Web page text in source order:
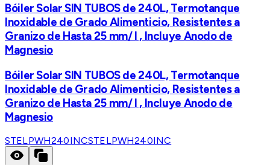
Bóiler Solar SIN TUBOS de 240L, Termotanque
Inoxidable de Grado Alimenticio, Resistentes a
Granizo de Hasta 25 mm/ l , Incluye Anodo de
Magnesio
Bóiler Solar SIN TUBOS de 240L, Termotanque
Inoxidable de Grado Alimenticio, Resistentes a
Granizo de Hasta 25 mm/ l , Incluye Anodo de
Magnesio
STELPWH240INCSTELPWH240INC